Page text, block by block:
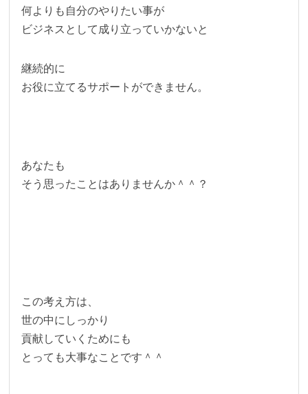
何よりも自分のやりたい事が
ビジネスとして成り立っていかないと
継続的に
お役に立てるサポートができません。
あなたも
そう思ったことはありませんか＾＾？
この考え方は、
世の中にしっかり
貢献していくためにも
とっても大事なことです＾＾